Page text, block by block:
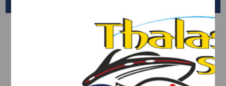
ΜΗΧΑΝΙΣΜΟΙ ΨΑΡΕΜΑΤΟΣ /
OΡΙΖΟΝΤΙΟΥ ΤΥΜΠΑΝΟΥ STAR DRAG / RYOBI